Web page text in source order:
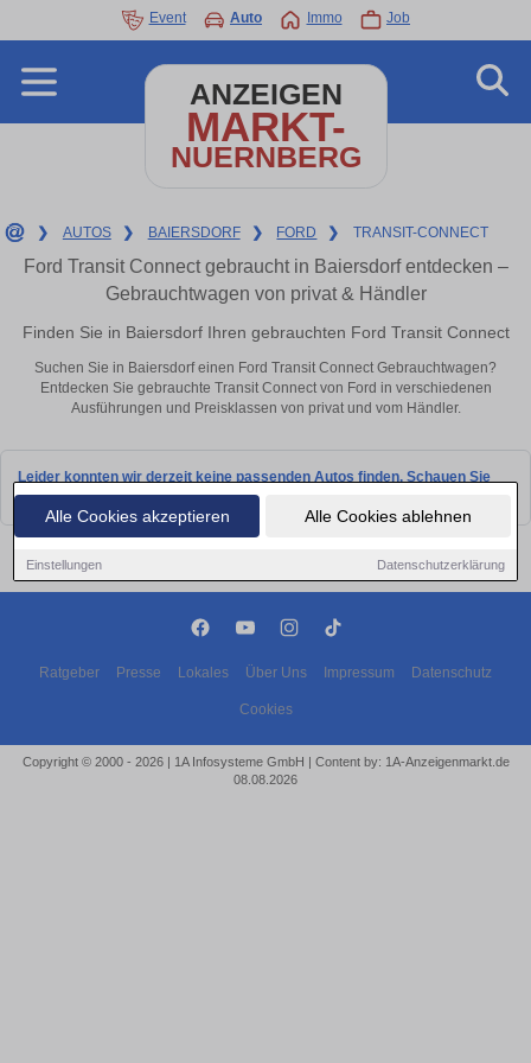
Alle Cookies akzeptieren Alle Cookies ablehnen
Einstellungen Datenschutzerklärung
Event Auto Immo Job
ANZEIGEN
MARKT-
NUERNBERG
❯ AUTOS ❯ BAIERSDORF ❯ FORD ❯ TRANSIT-CONNECT
Ford Transit Connect gebraucht in Baiersdorf entdecken –
Gebrauchtwagen von privat & Händler
Finden Sie in Baiersdorf Ihren gebrauchten Ford Transit Connect
Suchen Sie in Baiersdorf einen Ford Transit Connect Gebrauchtwagen?
Entdecken Sie gebrauchte Transit Connect von Ford in verschiedenen
Ausführungen und Preisklassen von privat und vom Händler.
Leider konnten wir derzeit keine passenden Autos finden. Schauen Sie
bald wieder vorbei!
Ratgeber Presse Lokales Über Uns Impressum Datenschutz
Cookies
Copyright © 2000 - 2026 | 1A Infosysteme GmbH | Content by: 1A-Anzeigenmarkt.de
08.08.2026